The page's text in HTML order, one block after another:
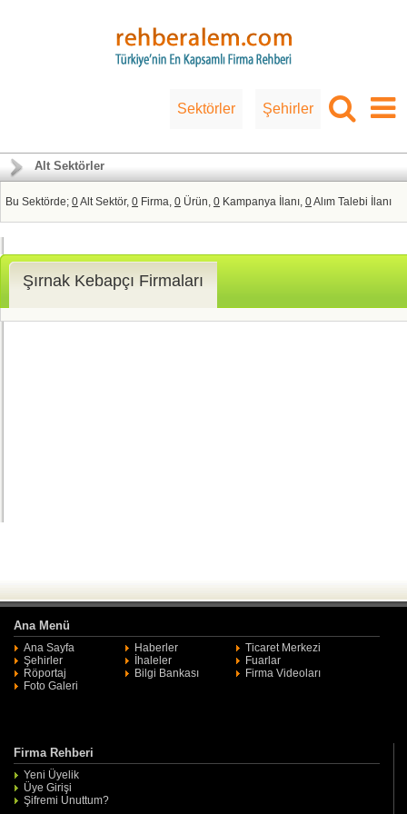
Sektörler Şehirler
Alt Sektörler
Bu Sektörde; 0Alt Sektör, 0 Firma, 0 Ürün, 0 Kampanya İlanı, 0Alım Talebi İlanı
Şırnak Kebapçı Firmaları
Ana Menü
Ana Sayfa Haberler
Ticaret Merkezi
Şehirler
İhaleler
Fuarlar
Röportaj
Bilgi Bankası
Firma Videoları
Foto Galeri
Firma Rehberi
Yeni Üyelik
Üye Girişi
Şifremi Unuttum?